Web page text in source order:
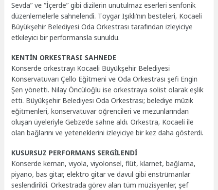
Sevda” ve “İçerde” gibi dizilerin unutulmaz eserleri senfonik
düzenlemelerle sahnelendi. Toygar Işıklı’nın besteleri, Kocaeli
Büyükşehir Belediyesi Oda Orkestrası tarafından izleyiciye
etkileyici bir performansla sunuldu.
KENTİN ORKESTRASI SAHNEDE
Konserde orkestrayı Kocaeli Büyükşehir Belediyesi
Konservatuvarı Çello Eğitmeni ve Oda Orkestrası şefi Engin
Şen yönetti. Nilay Öncüloğlu ise orkestraya solist olarak eşlik
etti. Büyükşehir Belediyesi Oda Orkestrası; belediye müzik
eğitmenleri, konservatuvar öğrencileri ve mezunlarından
oluşan üyeleriyle Gebze’de sahne aldı. Orkestra, Kocaeli ile
olan bağlarını ve yeteneklerini izleyiciye bir kez daha gösterdi.
KUSURSUZ PERFORMANS SERGİLENDİ
Konserde keman, viyola, viyolonsel, flüt, klarnet, bağlama,
piyano, bas gitar, elektro gitar ve davul gibi enstrümanlar
seslendirildi. Orkestrada görev alan tüm müzisyenler, şef